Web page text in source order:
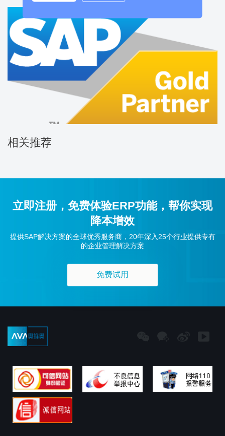
相关推荐
立即注册，免费体验ERP功能，帮你实现
降本增效
提供SAP解决方案的全球优秀服务商，20年深入25个行业提供专有
的企业管理解决方案
免费试用